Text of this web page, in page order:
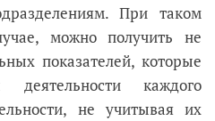
При таком
можно получить не
показателей, которые
деятельности каждого
не учитывая их